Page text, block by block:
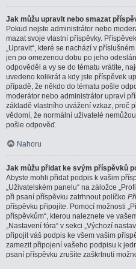
Jak můžu upravit nebo smazat
Pokud nejste administrátor nebo
mazat svoje vlastní příspěvky.
„Upravit“, které se nachází v
jen po omezenou dobu po jeho
odpověděl a vy se do tématu vrátíte,
uvedeno kolikrát a kdy jste příspěvek
případě, že někdo do tématu pošle
moderátor nebo administrátor upraví
základě vlastního uvážení vzkaz, proč
vědomí, že normální uživatelé
pošle odpověď.
Nahoru
Jak můžu přidat ke svým příspěvků
Abyste mohli přidat podpis k vašim
„Uživatelském panelu“ na záložce
při psaní příspěvku zatrhnout políčko
příspěvku připojíte. Pomocí možnosti
příspěvkům“, kterou naleznete ve
„Nastavení fóra“ v sekci „Výchozí
připojit váš podpis ke všem vašim
zamezit připojení vašeho podpisu k
psaní příspěvku zrušíte zaškrtnutí